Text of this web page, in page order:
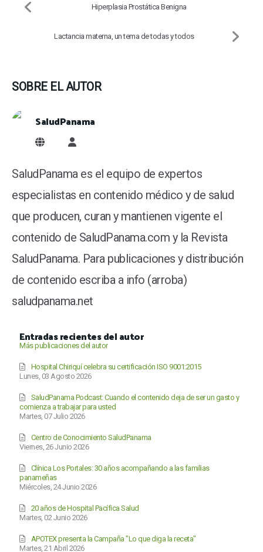
Hiperplasia Prostática Benigna
Lactancia materna, un tema de todas y todos
SOBRE EL AUTOR
SaludPanama
SaludPanama
SaludPanama es el equipo de expertos
especialistas en contenido médico y de salud
que producen, curan y mantienen vigente el
contenido de SaludPanama.com y la Revista
SaludPanama. Para publicaciones y distribución
de contenido escriba a info (arroba)
saludpanama.net
Entradas recientes del autor
Más publicaciones del autor
Lunes, 03 Agosto 2026
Hospital Chiriquí celebra su certificación ISO 9001:2015
Martes, 07 Julio 2026
SaludPanama Podcast: Cuando el contenido deja de ser un gasto y
comienza a trabajar para usted
Viernes, 26 Junio 2026
Centro de Conocimiento SaludPanama
Miércoles, 24 Junio 2026
Clínica Los Portales: 30 años acompañando a las familias
panameñas
Martes, 02 Junio 2026
20 años de Hospital Pacífica Salud
Martes, 21 Abril 2026
APOTEX presenta la Campaña "Lo que diga la receta"